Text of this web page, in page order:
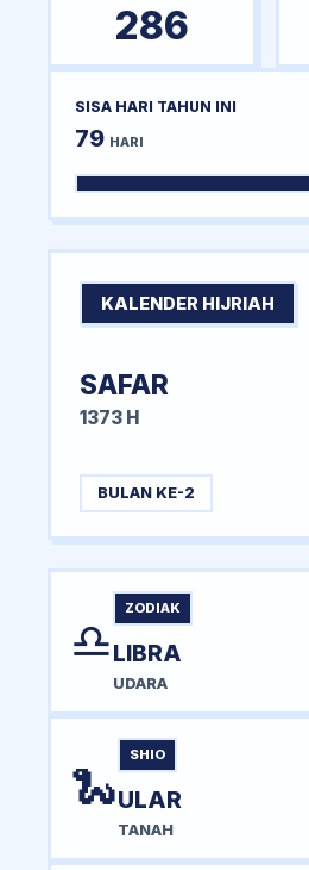
286
SISA HARI TAHUN INI
79 HARI
KALENDER HIJRIAH
SAFAR
1373 H
BULAN KE-2
♎
ZODIAK
LIBRA
UDARA
🐍
SHIO
ULAR
TANAH